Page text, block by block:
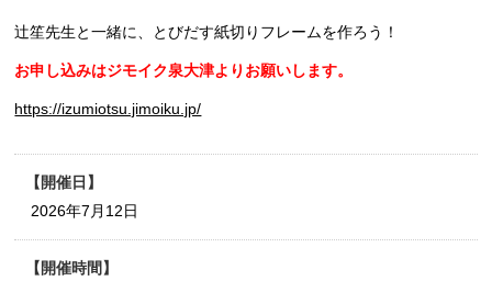
辻笙先生と一緒に、とびだす紙切りフレームを作ろう！
お申し込みはジモイク泉大津よりお願いします。
https://izumiotsu.jimoiku.jp/
開催日
2026年7月12日
開催時間